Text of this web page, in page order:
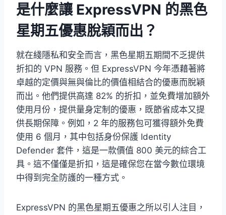
是什麼讓 ExpressVPN 的黑色
星期五優惠脫穎而出？
就在綫隱私和安全而言，黑色星期五期間不乏提供
折扣的 VPN 服務。但 ExpressVPN 今年憑藉著將
卓越的定價與無與倫比的價值相結合的優惠而脫穎
而出。他們提供高達 82% 的折扣，並免費增加額外
使用月份，提供量身定制的優惠，既節省成本又提
供長期保障。例如，2 年的服務包可獲得額外免費
使用 6 個月，其中包括身份保護 Identity
Defender 套件，這是一款價值 800 美元的綜合工
具。這不僅僅是折扣，這是確保您在當今數位環境
中得到完全防護的一種方式。
ExpressVPN 的黑色星期五優惠之所以引人注目，